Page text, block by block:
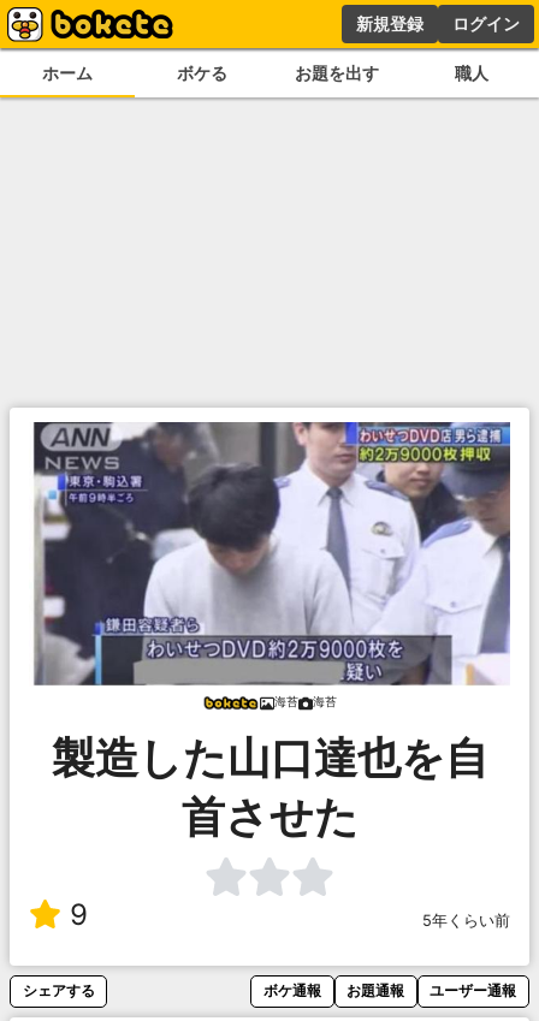
新規登録 ログイン
ホーム ボケる お題を出す 職人
海苔 海苔
製造した山口達也を自
首させた
9 5年くらい前
シェアする ボケ通報 お題通報 ユーザー通報